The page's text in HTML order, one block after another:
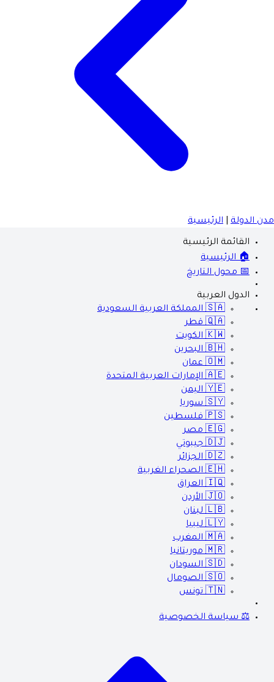
مدن الدولة الرئيسية
القائمة الرئيسية
🏠 الرئيسية
📅 محول التاريخ
الدول العربية
🇸🇦 المملكة العربية السعودية
🇶🇦 قطر
🇰🇼 الكويت
🇧🇭 البحرين
🇴🇲 عمان
🇦🇪 الإمارات العربية المتحدة
🇾🇪 اليمن
🇸🇾 سوريا
🇵🇸 فلسطين
🇪🇬 مصر
🇩🇯 جيبوتي
🇩🇿 الجزائر
🇪🇭 الصحراء الغربية
🇮🇶 العراق
🇯🇴 الأردن
🇱🇧 لبنان
🇱🇾 ليبيا
🇲🇦 المغرب
🇲🇷 موريتانيا
🇸🇩 السودان
🇸🇴 الصومال
🇹🇳 تونس
⚖️ سياسة الخصوصية